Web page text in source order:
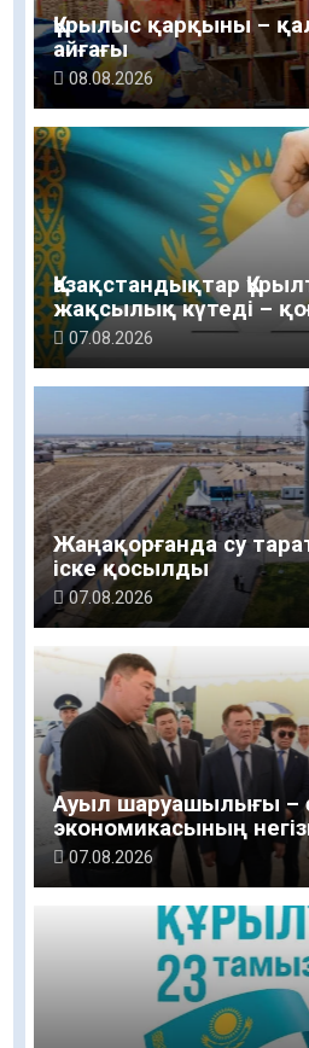
Құрылыс қарқыны –
айғағы
08.08.2026
Қазақстандықтар
жақсылық күтеді –
зерттеуі
07.08.2026
Жаңақорғанда су
іске қосылды
07.08.2026
Ауыл шаруашылығы –
экономикасының
07.08.2026